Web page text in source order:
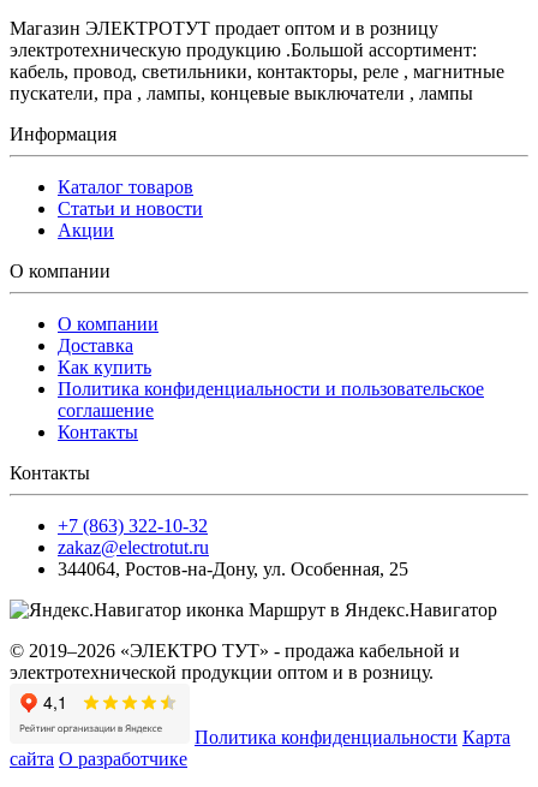
Магазин ЭЛЕКТРОТУТ продает оптом и в розницу
электротехническую продукцию .Большой ассортимент:
кабель, провод, светильники, контакторы, реле , магнитные
пускатели, пра , лампы, концевые выключатели , лампы
Информация
Каталог товаров
Статьи и новости
Акции
О компании
О компании
Доставка
Как купить
Политика конфиденциальности и пользовательское
соглашение
Контакты
Контакты
+7 (863) 322-10-32
zakaz@electrotut.ru
344064, Ростов-на-Дону, ул. Особенная, 25
Маршрут в Яндекс.Навигатор
© 2019–2026 «ЭЛЕКТРО ТУТ» - продажа кабельной и
электротехнической продукции оптом и в розницу.
Политика конфиденциальности Карта
сайта О разработчике